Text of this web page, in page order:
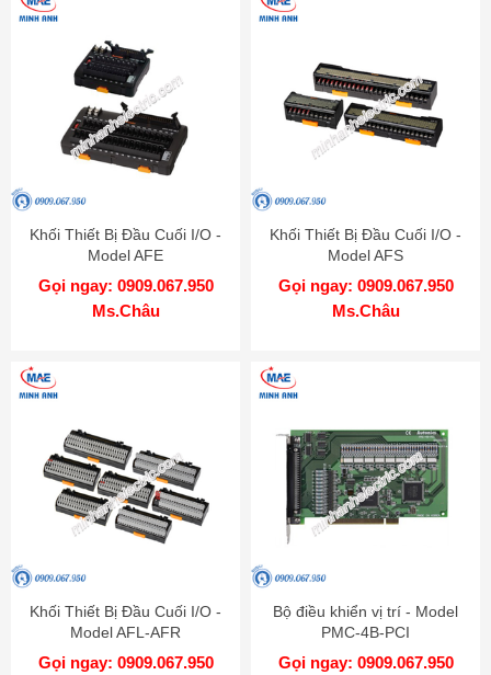
Khối Thiết Bị Đầu Cuối I/O -
Model AFE
Gọi ngay: 0909.067.950
Ms.Châu
Khối Thiết Bị Đầu Cuối I/O -
Model AFS
Gọi ngay: 0909.067.950
Ms.Châu
Khối Thiết Bị Đầu Cuối I/O -
Model AFL-AFR
Gọi ngay: 0909.067.950
Bộ điều khiển vị trí - Model
PMC-4B-PCI
Gọi ngay: 0909.067.950